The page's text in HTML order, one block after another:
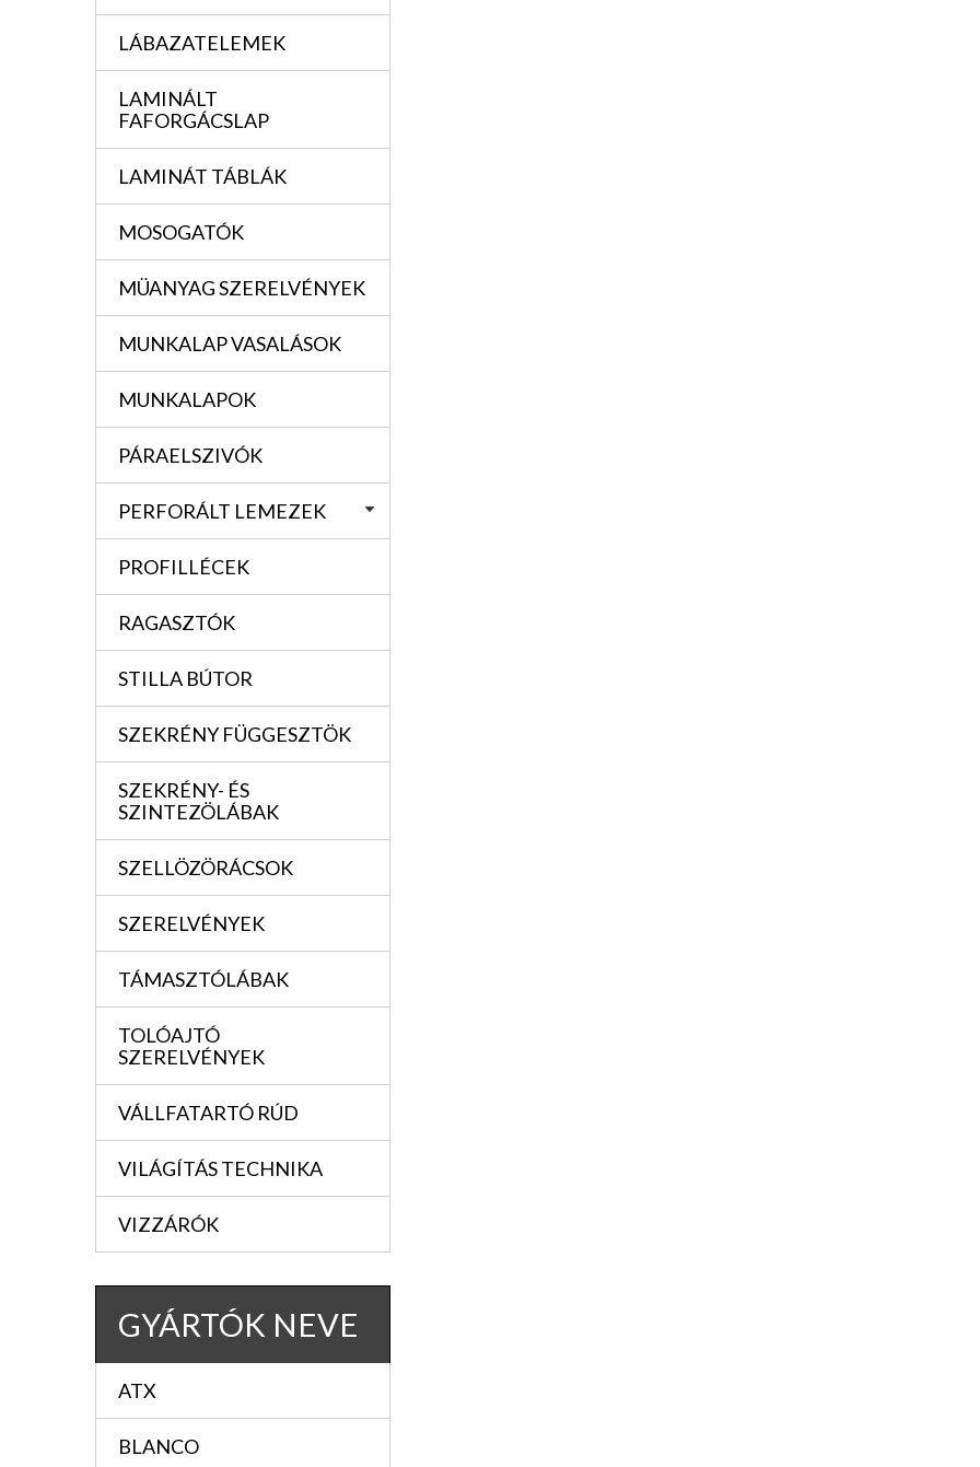
LÁBAZATELEMEK
LAMINÁLT
FAFORGÁCSLAP
LAMINÁT TÁBLÁK
MOSOGATÓK
MÜANYAG SZERELVÉNYEK
MUNKALAP VASALÁSOK
MUNKALAPOK
PÁRAELSZIVÓK
PERFORÁLT LEMEZEK
PROFILLÉCEK
RAGASZTÓK
STILLA BÚTOR
SZEKRÉNY FÜGGESZTÖK
SZEKRÉNY- ÉS
SZINTEZÖLÁBAK
SZELLÖZÖRÁCSOK
SZERELVÉNYEK
TÁMASZTÓLÁBAK
TOLÓAJTÓ
SZERELVÉNYEK
VÁLLFATARTÓ RÚD
VILÁGÍTÁS TECHNIKA
VIZZÁRÓK
GYÁRTÓK NEVE
ATX
BLANCO